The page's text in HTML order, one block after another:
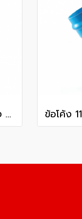
ข้อโค้ง 11.25° แหวนยาง ES1 SCG ขนาด 300 มม. (12 นิ้ว ) ชั้น 13.5